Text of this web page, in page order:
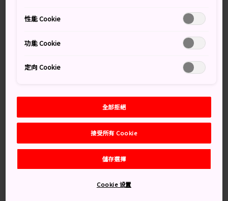
知識補給站
需要乘坐電車和巴士，然後步行至纜車站，再乘纜車才能
抵達此處。
御在所岳位於三重縣的菰野町和滋賀縣的東近江市交界
處，地處鈴鹿國定公園的中心。
從名古屋出發，乘搭近鐵名古屋快線，在近鐵四日市站落
車。轉乘當地電車，在近鐵湯之山溫泉站落車。到站後，
性能 Cookie
功能 Cookie
定向 Cookie
全部拒絕
接受所有 Cookie
儲存選擇
Cookie 设置